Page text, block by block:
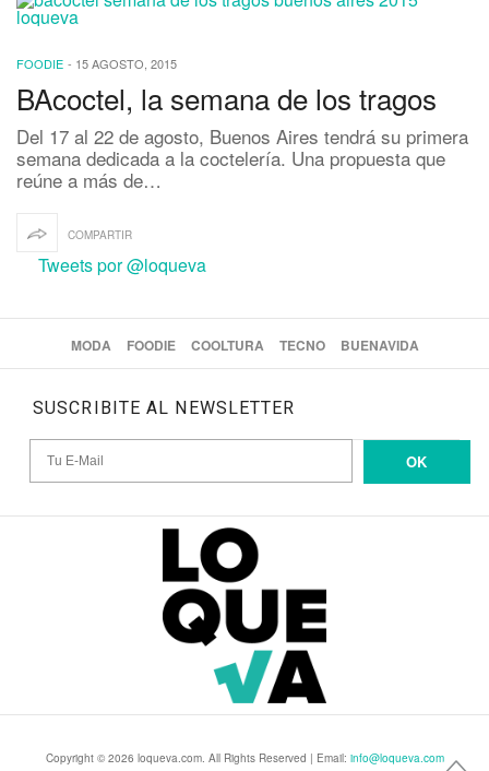
FOODIE - 15 AGOSTO, 2015
BAcoctel, la semana de los tragos
Del 17 al 22 de agosto, Buenos Aires tendrá su primera
semana dedicada a la coctelería. Una propuesta que
reúne a más de…
COMPARTIR
Tweets por @loqueva
MODA FOODIE COOLTURA TECNO BUENAVIDA
SUSCRIBITE AL NEWSLETTER
OK
Copyright © 2026 loqueva.com. All Rights Reserved | Email: info@loqueva.com